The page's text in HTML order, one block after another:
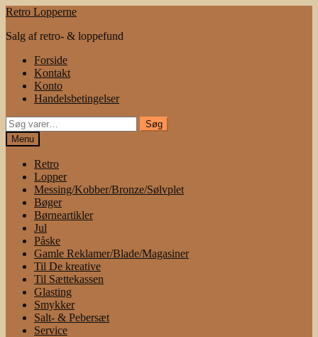
Spring
navigation
Spring
indhold
Retro Lopperne
Salg af retro- & loppefund
Forside
Kontakt
Konto
Handelsbetingelser
Søg
efter:
Søg
Menu
Retro
Lopper
Messing/Kobber/Bronze/Sølvplet
Bøger
Børneartikler
Jul
Påske
Gamle Reklamer/Blade/Magasiner
Til De kreative
Til Sættekassen
Glasting
Smykker
Salt- & Pebersæt
Service